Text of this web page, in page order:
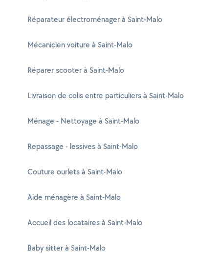
Réparateur électroménager à Saint-Malo
Mécanicien voiture à Saint-Malo
Réparer scooter à Saint-Malo
Livraison de colis entre particuliers à Saint-Malo
Ménage - Nettoyage à Saint-Malo
Repassage - lessives à Saint-Malo
Couture ourlets à Saint-Malo
Aide ménagère à Saint-Malo
Accueil des locataires à Saint-Malo
Baby sitter à Saint-Malo